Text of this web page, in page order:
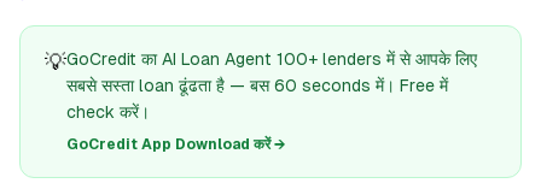
💡GoCredit का AI Loan Agent 100+ lenders में से आपके लिए
सबसे सस्ता loan ढूंढता है — बस 60 seconds में। Free में
check करें।
GoCredit App Download करें →